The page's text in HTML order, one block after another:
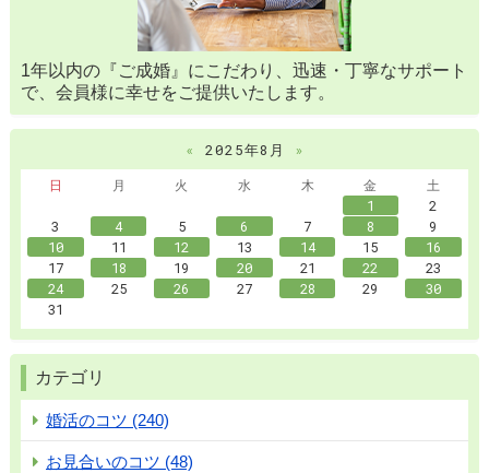
1年以内の『ご成婚』にこだわり、迅速・丁寧なサポート
で、会員様に幸せをご提供いたします。
« 2025年8月
»
日
月 火 水 木 金
土
1
2
3
4 5 6 7 8
9
10
11 12 13 14 15
16
17
18 19 20 21 22
23
24
25 26 27 28 29
30
31
カテゴリ
婚活のコツ (240)
お見合いのコツ (48)